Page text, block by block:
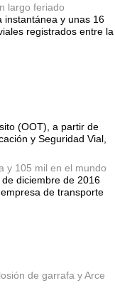
largo feriado
instantánea y unas 16
registrados entre la
(OOT), a partir de
y Seguridad Vial,
y 105 mil en el mundo
diciembre de 2016
de transporte
de garrafa y Arce